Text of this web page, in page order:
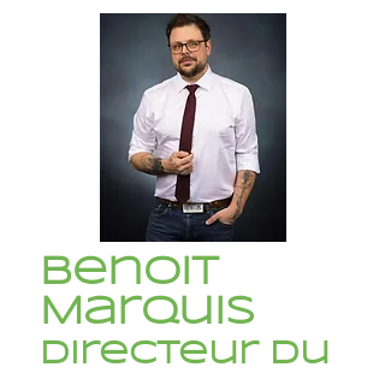
Benoit
Marquis
Directeur du